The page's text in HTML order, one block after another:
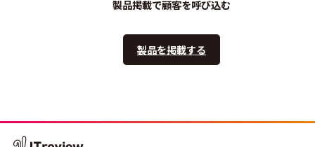
製品掲載で顧客を呼び込む
製品を掲載する